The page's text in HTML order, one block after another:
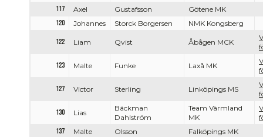
117
Axel Gustafsson
Götene MK
120
Johannes Storck Borgersen NMK Kongsberg
122 Liam Qvist Åbågen MCK
123 Malte Funke Laxå MK
127 Victor Sterling Linköpings MS
130 Lias
Bäckman
Dahlström
Team Värmland
MK
137
Malte Olsson Falköpings MK